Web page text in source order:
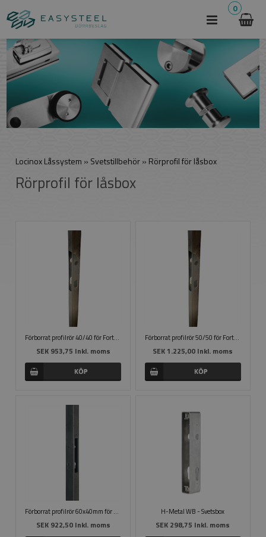
0
Locinox Låssystem » Svetstillbehör» Rörprofil för låsbox
Rörprofil för låsbox
Förborrat profilrör 40/40 för Fortylock
SEK 953,75 Inkl. moms
Förborrat profilrör 50/50 för Fortylock
SEK 1.225,00 Inkl. moms
Förborrat profilrör 60x40mm för H-Metal
SEK 922,50 Inkl. moms
H-Metal WB - Svetsbox
SEK 298,75 Inkl. moms